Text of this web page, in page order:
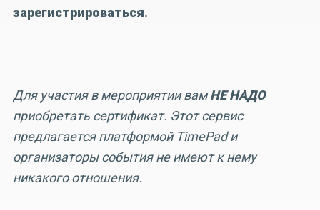
зарегистрироваться.
Для участия в мероприятии вамНЕ НАДО
приобретать сертификат. Этот сервис
предлагается платформой TimePad и
организаторы события не имеют к нему
никакого отношения.